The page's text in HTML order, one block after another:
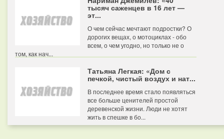
тысяч саженцев в 16 лет —
эт...
О чем сейчас мечтают подростки? О
дорогих вещах, о мотоциклах - обо
всем, о чем угодно, но только не о
том, как нач...
Татьяна Легкая: «Дом с
печкой, чистый воздух и нат...
В последнее время стало появляться
все больше ценителей простой
деревенской жизни. Люди не хотят
жить в спешке в бо...